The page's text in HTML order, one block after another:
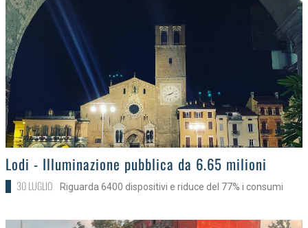
>Lodi - Illuminazione pubblica da 6.65 milioni
30 LUGLIO Riguarda 6400 dispositivi e riduce del 77% i consumi